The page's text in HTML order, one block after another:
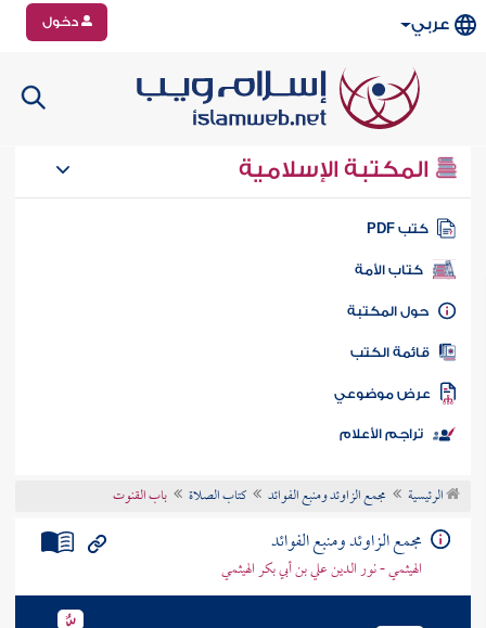
عربي دخول
المكتبة الإسلامية
كتب PDF
كتاب الأمة
المكتبة
الكتب
موضوعي
تراجم الأعلام
الرئيسية مجمع الزاوئد ومنبع الفوائد كتاب الصلاة باب القنوت
مجمع الزاوئد ومنبع الفوائد
الهيثمي - نور الدين علي بن أبي بكر الهيثمي